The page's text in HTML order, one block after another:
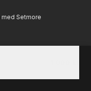
med Setmore